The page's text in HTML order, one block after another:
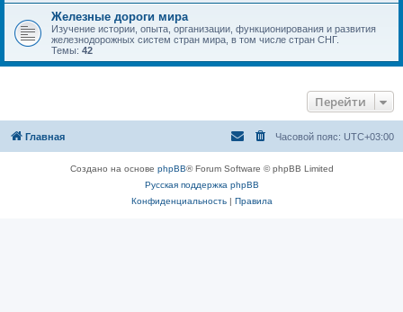
Железные дороги мира
Изучение истории, опыта, организации, функционирования и развития
железнодорожных систем стран мира, в том числе стран СНГ.
Темы: 42
Перейти
Главная Часовой пояс: UTC+03:00
Создано на основе phpBB® Forum Software © phpBB Limited
Русская поддержка phpBB
Конфиденциальность| Правила